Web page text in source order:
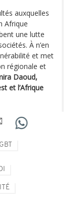
auxquelles
Afrique
une lutte
À n’en
et met
régionale et
Daoud,
et l’Afrique